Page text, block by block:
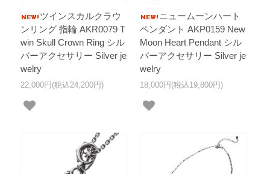
ツインスカルクラウ
ンリング 指輪 AKR0079 T
win Skull Crown Ring シル
バーアクセサリー Silver je
welry
22,000円(税込24,200円)
ニュームーンハート
ペンダント AKP0159 New
Moon Heart Pendant シル
バーアクセサリー Silver je
welry
18,000円(税込19,800円)